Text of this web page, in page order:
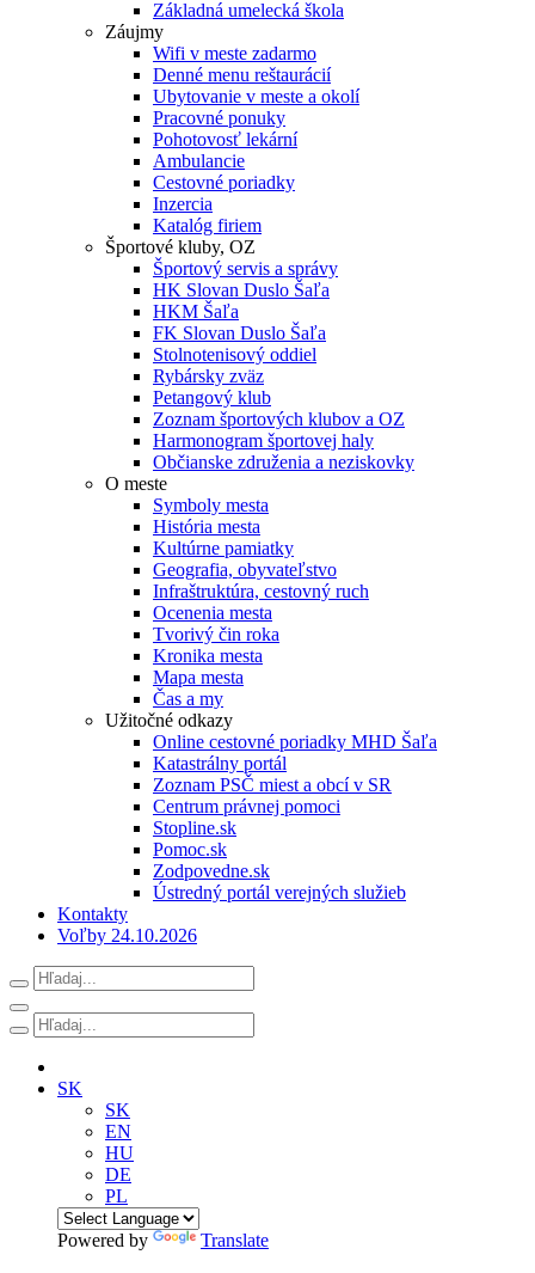
Základná umelecká škola
Záujmy
Wifi v meste zadarmo
Denné menu reštaurácií
Ubytovanie v meste a okolí
Pracovné ponuky
Pohotovosť lekární
Ambulancie
Cestovné poriadky
Inzercia
Katalóg firiem
Športové kluby, OZ
Športový servis a správy
HK Slovan Duslo Šaľa
HKM Šaľa
FK Slovan Duslo Šaľa
Stolnotenisový oddiel
Rybársky zväz
Petangový klub
Zoznam športových klubov a OZ
Harmonogram športovej haly
Občianske združenia a neziskovky
O meste
Symboly mesta
História mesta
Kultúrne pamiatky
Geografia, obyvateľstvo
Infraštruktúra, cestovný ruch
Ocenenia mesta
Tvorivý čin roka
Kronika mesta
Mapa mesta
Čas a my
Užitočné odkazy
Online cestovné poriadky MHD Šaľa
Katastrálny portál
Zoznam PSČ miest a obcí v SR
Centrum právnej pomoci
Stopline.sk
Pomoc.sk
Zodpovedne.sk
Ústredný portál verejných služieb
Kontakty
Voľby 24.10.2026
SK
SK
EN
HU
DE
PL
Powered by Translate